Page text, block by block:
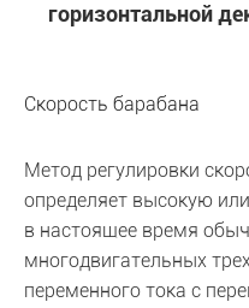
горизонтальной
Скорость барабана
Метод регулировки
определяет высокую
в настоящее время
многодвигательных
переменного тока с